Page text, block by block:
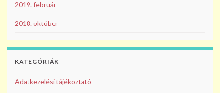
2019. február
2018. október
KATEGÓRIÁK
Adatkezelési tájékoztató